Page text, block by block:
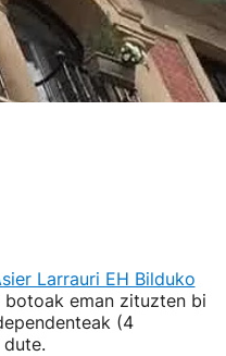
Larrauri EH Bilduko
eman zituzten bi
(4